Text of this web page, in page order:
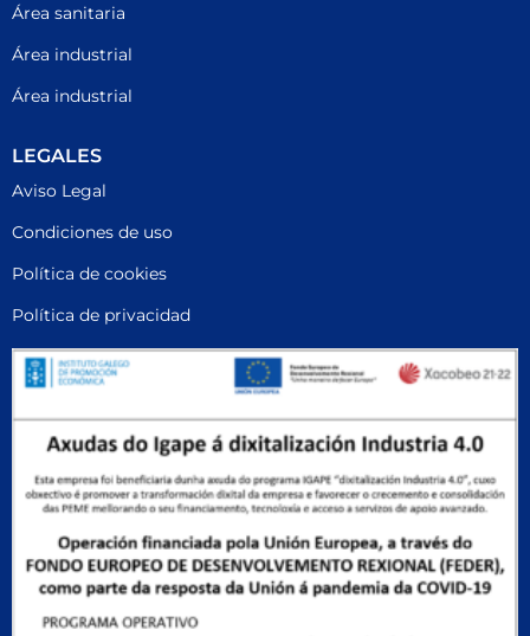
Área sanitaria
Área industrial
Área industrial
LEGALES
Aviso Legal
Condiciones de uso
Política de cookies
Política de privacidad